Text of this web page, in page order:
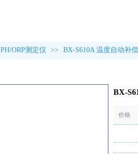
PH/ORP测定仪 >> BX-S610A 温度自动补
BX-
价格